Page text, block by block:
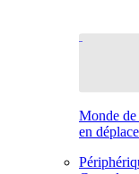
Monde de
en